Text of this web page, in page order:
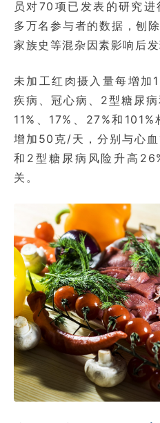
员对70项已发表的研究
多万名参与者的数据，刨
家族史等混杂因素影响后发
未加工红肉摄入量每增加
疾病、冠心病、2型糖尿
11%、17%、27%和
增加50克/天，分别与心
和2型糖尿病风险升高
关。